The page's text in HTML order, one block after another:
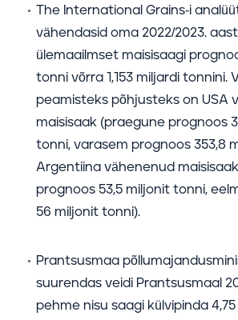
The International Grains-i
vähendasid oma 2022/2023.
ülemaailmset maisisaagi
tonni võrra 1,153 miljardi tonnini.
peamisteks põhjusteks on USA
maisisaak (praegune prognoos
tonni, varasem prognoos 353,8
Argentiina vähenenud
prognoos 53,5 miljonit tonni,
56 miljonit tonni).
Prantsusmaa
suurendas veidi Prantsusmaal
pehme nisu saagi külvipinda